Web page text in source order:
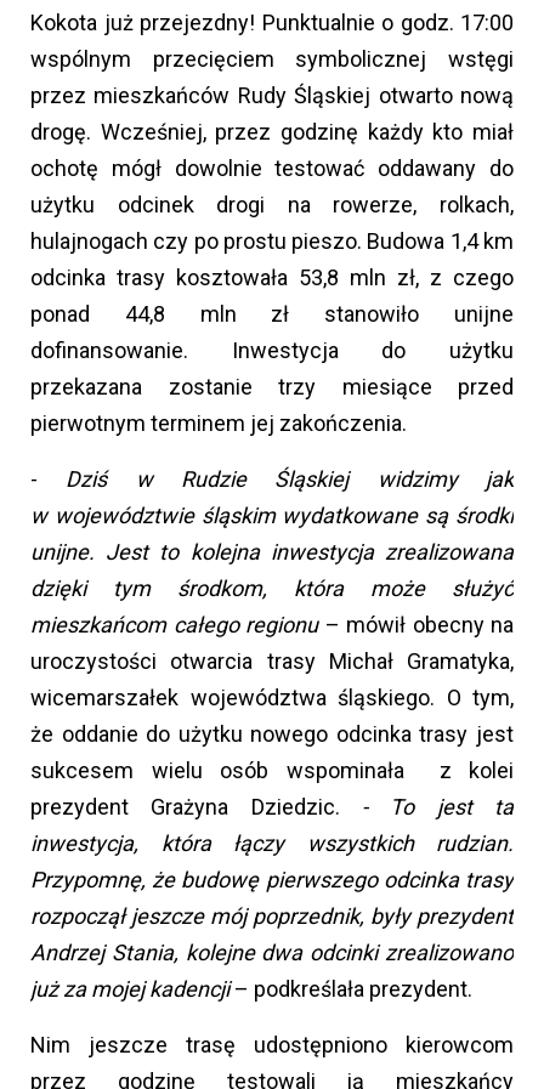
Kokota już przejezdny! Punktualnie o godz. 17:00
wspólnym przecięciem symbolicznej wstęgi
przez mieszkańców Rudy Śląskiej otwarto nową
drogę. Wcześniej, przez godzinę każdy kto miał
ochotę mógł dowolnie testować oddawany do
użytku odcinek drogi na rowerze, rolkach,
hulajnogach czy po prostu pieszo. Budowa 1,4 km
odcinka trasy kosztowała 53,8 mln zł, z czego
ponad 44,8 mln zł stanowiło unijne
dofinansowanie. Inwestycja do użytku
przekazana zostanie trzy miesiące przed
pierwotnym terminem jej zakończenia.
- Dziś w Rudzie Śląskiej widzimy jak
w województwie śląskim wydatkowane są środki
unijne. Jest to kolejna inwestycja zrealizowana
dzięki tym środkom, która może służyć
mieszkańcom całego regionu– mówił obecny na
uroczystości otwarcia trasy Michał Gramatyka,
wicemarszałek województwa śląskiego. O tym,
że oddanie do użytku nowego odcinka trasy jest
sukcesem wielu osób wspominała z kolei
prezydent Grażyna Dziedzic. - To jest ta
inwestycja, która łączy wszystkich rudzian.
Przypomnę, że budowę pierwszego odcinka trasy
rozpoczął jeszcze mój poprzednik, były prezydent
Andrzej Stania, kolejne dwa odcinki zrealizowano
już za mojej kadencji– podkreślała prezydent.
Nim jeszcze trasę udostępniono kierowcom
przez godzinę testowali ją mieszkańcy